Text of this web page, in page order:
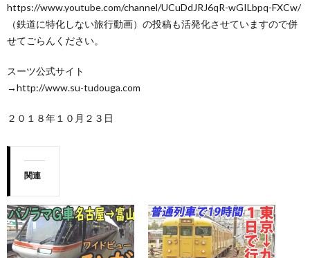
https://www.youtube.com/channel/UCuDdJRJ6qR-wGILbpq-FXCw/
（鉄道に特化しない旅行動画）の投稿も活発化させていますので併
せてごらんください。
スーツ公式サイト
→http://www.su-tudouga.com
２０１８年１０月２３日
関連